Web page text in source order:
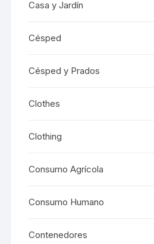
Casa y Jardín
Césped
Césped y Prados
Clothes
Clothing
Consumo Agrícola
Consumo Humano
Contenedores